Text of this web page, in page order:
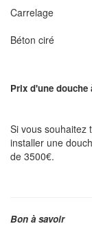
Carrelage
Béton ciré
Prix d'une
Si vous souhaitez
installer une
de 3500€.
Bon à savoir